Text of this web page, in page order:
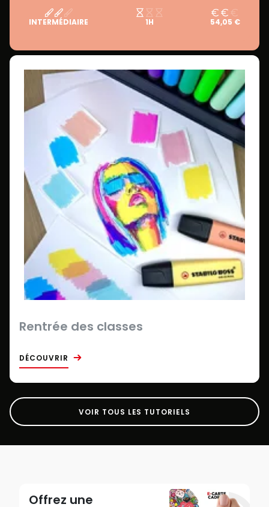
INTERMÉDIAIRE 1H 54,05 €
Rentrée des classes
DÉCOUVRIR
VOIR TOUS LES TUTORIELS
Offrez une